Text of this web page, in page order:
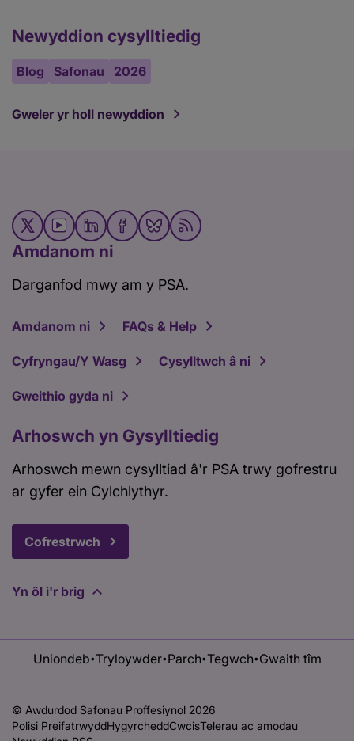
Newyddion cysylltiedig
Blog Safonau 2026
Gweler yr holl newyddion
Amdanom ni
Darganfod mwy am y PSA.
Amdanom ni FAQs & Help
Cyfryngau/Y Wasg Cysylltwch â ni
Gweithio gyda ni
Arhoswch yn Gysylltiedig
Arhoswch mewn cysylltiad â'r PSA trwy gofrestru
ar gyfer ein Cylchlythyr.
Cofrestrwch
Yn ôl i'r brig
Uniondeb•Tryloywder• Parch•Tegwch• Gwaith tîm
© Awdurdod Safonau Proffesiynol 2026
Polisi PreifatrwyddHygyrcheddCwcisTelerau ac amodau